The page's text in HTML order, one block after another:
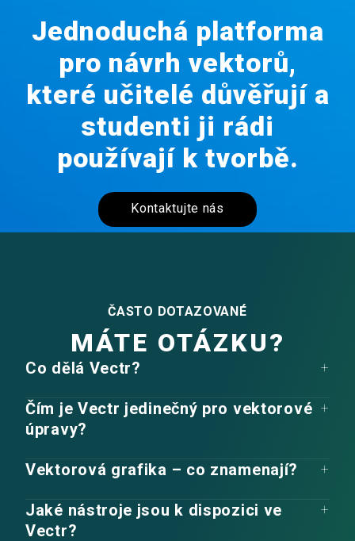
Jednoduchá platforma
pro návrh vektorů,
které učitelé důvěřují a
studenti ji rádi
používají k tvorbě.
Kontaktujte nás
ČASTO DOTAZOVANÉ
MÁTE OTÁZKU?
Co dělá Vectr?
Čím je Vectr jedinečný pro vektorové
úpravy?
Vektorová grafika – co znamenají?
Jaké nástroje jsou k dispozici ve
Vectr?